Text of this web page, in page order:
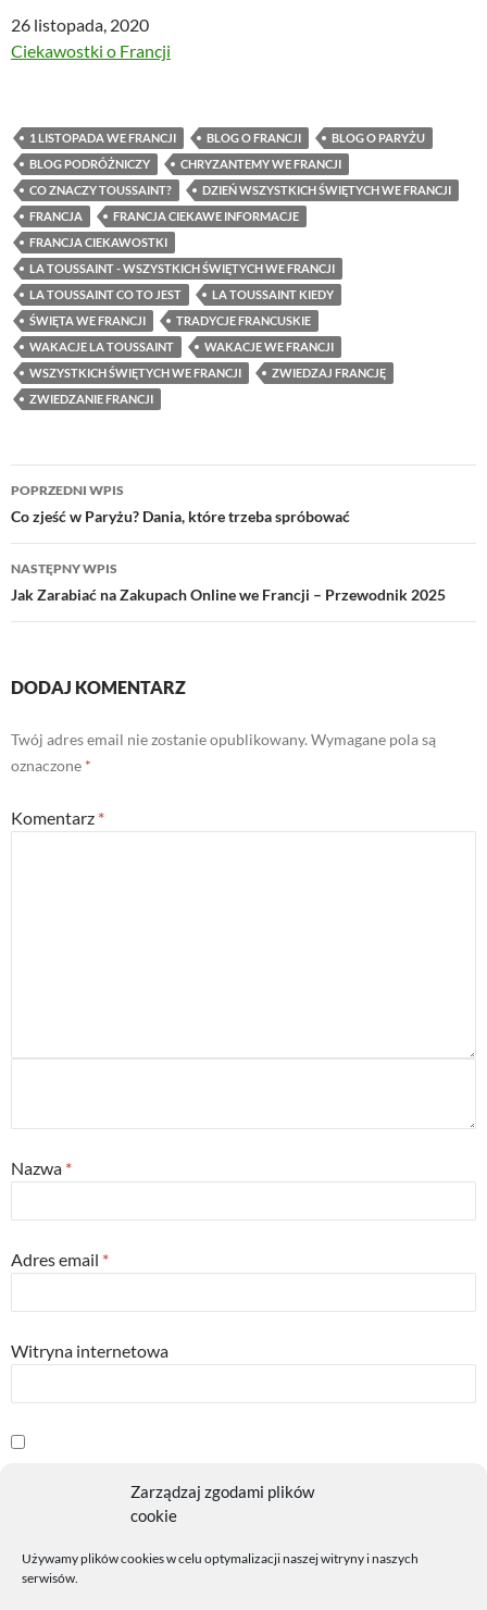
Data
26 listopada, 2020
W odniesieniu do
Ciekawostki o Francji
1 LISTOPADA WE FRANCJI BLOG O FRANCJI
BLOG O PARYŻU
BLOG PODRÓŻNICZY
CHRYZANTEMY WE FRANCJI
CO ZNACZY TOUSSAINT?
DZIEŃ WSZYSTKICH ŚWIĘTYCH WE FRANCJI
FRANCJA
FRANCJA CIEKAWE INFORMACJE
FRANCJA CIEKAWOSTKI
LA TOUSSAINT - WSZYSTKICH ŚWIĘTYCH WE FRANCJI
LA TOUSSAINT CO TO JEST
LA TOUSSAINT KIEDY
ŚWIĘTA WE FRANCJI
TRADYCJE FRANCUSKIE
WAKACJE LA TOUSSAINT
WAKACJE WE FRANCJI
WSZYSTKICH ŚWIĘTYCH WE FRANCJI
ZWIEDZAJ FRANCJĘ
ZWIEDZANIE FRANCJI
Nawigacja
wpisu
POPRZEDNI WPIS
Co zjeść w Paryżu? Dania, które trzeba spróbować
NASTĘPNY WPIS
Jak Zarabiać na Zakupach Online we Francji – Przewodnik 2025
DODAJ KOMENTARZ
Twój adres email nie zostanie opublikowany. Wymagane pola są
oznaczone *
Komentarz *
Nazwa *
Adres email *
Witryna internetowa
Zarządzaj zgodami plików
cookie
Używamy plików cookies w celu optymalizacji naszej witryny i naszych
serwisów.